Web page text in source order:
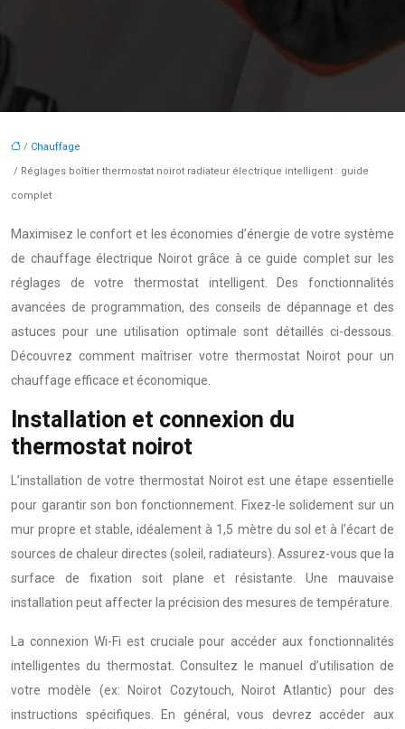
/ Chauffage
/ Réglages boîtier thermostat noirot radiateur électrique intelligent : guide
complet
Maximisez le confort et les économies d’énergie de votre système
de chauffage électrique Noirot grâce à ce guide complet sur les
réglages de votre thermostat intelligent. Des fonctionnalités
avancées de programmation, des conseils de dépannage et des
astuces pour une utilisation optimale sont détaillés ci-dessous.
Découvrez comment maîtriser votre thermostat Noirot pour un
chauffage efficace et économique.
Installation et connexion du
thermostat noirot
L’installation de votre thermostat Noirot est une étape essentielle
pour garantir son bon fonctionnement. Fixez-le solidement sur un
mur propre et stable, idéalement à 1,5 mètre du sol et à l’écart de
sources de chaleur directes (soleil, radiateurs). Assurez-vous que la
surface de fixation soit plane et résistante. Une mauvaise
installation peut affecter la précision des mesures de température.
La connexion Wi-Fi est cruciale pour accéder aux fonctionnalités
intelligentes du thermostat. Consultez le manuel d’utilisation de
votre modèle (ex: Noirot Cozytouch, Noirot Atlantic) pour des
instructions spécifiques. En général, vous devrez accéder aux